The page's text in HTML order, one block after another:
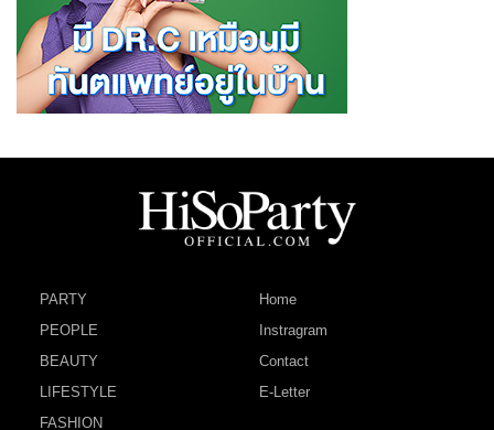
PARTY
PEOPLE
BEAUTY
LIFESTYLE
FASHION
Home
Instragram
Contact
E-Letter